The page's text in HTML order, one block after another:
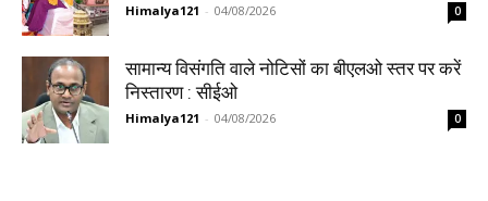
Himalya121 - 04/08/2026 0
सामान्य विसंगति वाले नोटिसों का बीएलओ स्तर पर करें
निस्तारण : सीईओ
Himalya121 - 04/08/2026 0